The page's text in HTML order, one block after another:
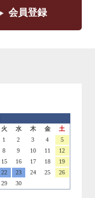
会員登録
火 水 木 金
土
1
2 3 4
5
8 9 10 11
12
15 16 17 18
19
22 23 24 25
26
29 30